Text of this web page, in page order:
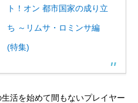
ト！オン 都市国家の成り立
ち ～リムサ・ロミンサ編
(特集)
活を始めて間もないプレイヤー